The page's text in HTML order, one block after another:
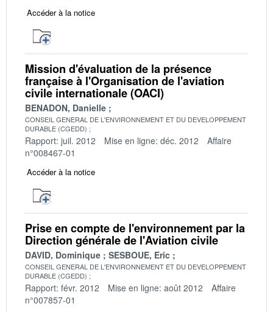
Accéder à la notice
Mission d'évaluation de la présence
française à l'Organisation de l'aviation
civile internationale (OACI)
BENADON, Danielle
CONSEIL GENERAL DE L'ENVIRONNEMENT ET DU DEVELOPPEMENT
DURABLE (CGEDD)
Rapport: juil. 2012 Mise en ligne: déc. 2012
Affaire
n°008467-01
Accéder à la notice
Prise en compte de l'environnement par la
Direction générale de l'Aviation civile
DAVID, Dominique SESBOUE, Eric
CONSEIL GENERAL DE L'ENVIRONNEMENT ET DU DEVELOPPEMENT
DURABLE (CGEDD)
Rapport: févr. 2012 Mise en ligne: août 2012
Affaire
n°007857-01